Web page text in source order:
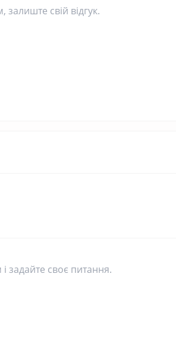
свій відгук.
задайте своє питання.